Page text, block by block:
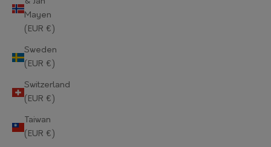
Mayen
(EUR €)
Sweden
(EUR €)
Switzerland
(EUR €)
Taiwan
(EUR €)
Norway (EUR €)
Pakistan (EUR €)
Palestinian Territories (EUR €)
Panama (EUR €)
Papua New Guinea (EUR €)